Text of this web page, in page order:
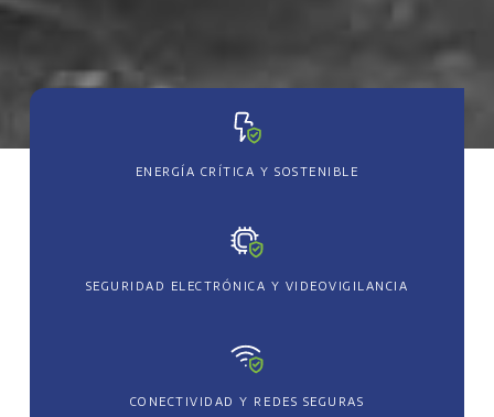
ENERGÍA CRÍTICA Y SOSTENIBLE
SEGURIDAD ELECTRÓNICA Y VIDEOVIGILANCIA
CONECTIVIDAD Y REDES SEGURAS